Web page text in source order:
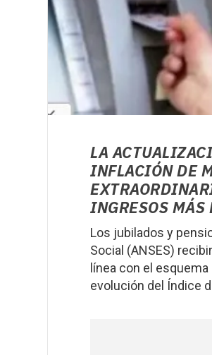
LA
INFLACIÓN DE
INGRESOS MÁS
Los jubilados y
Social (ANSES)
línea con el
evolución del Índice